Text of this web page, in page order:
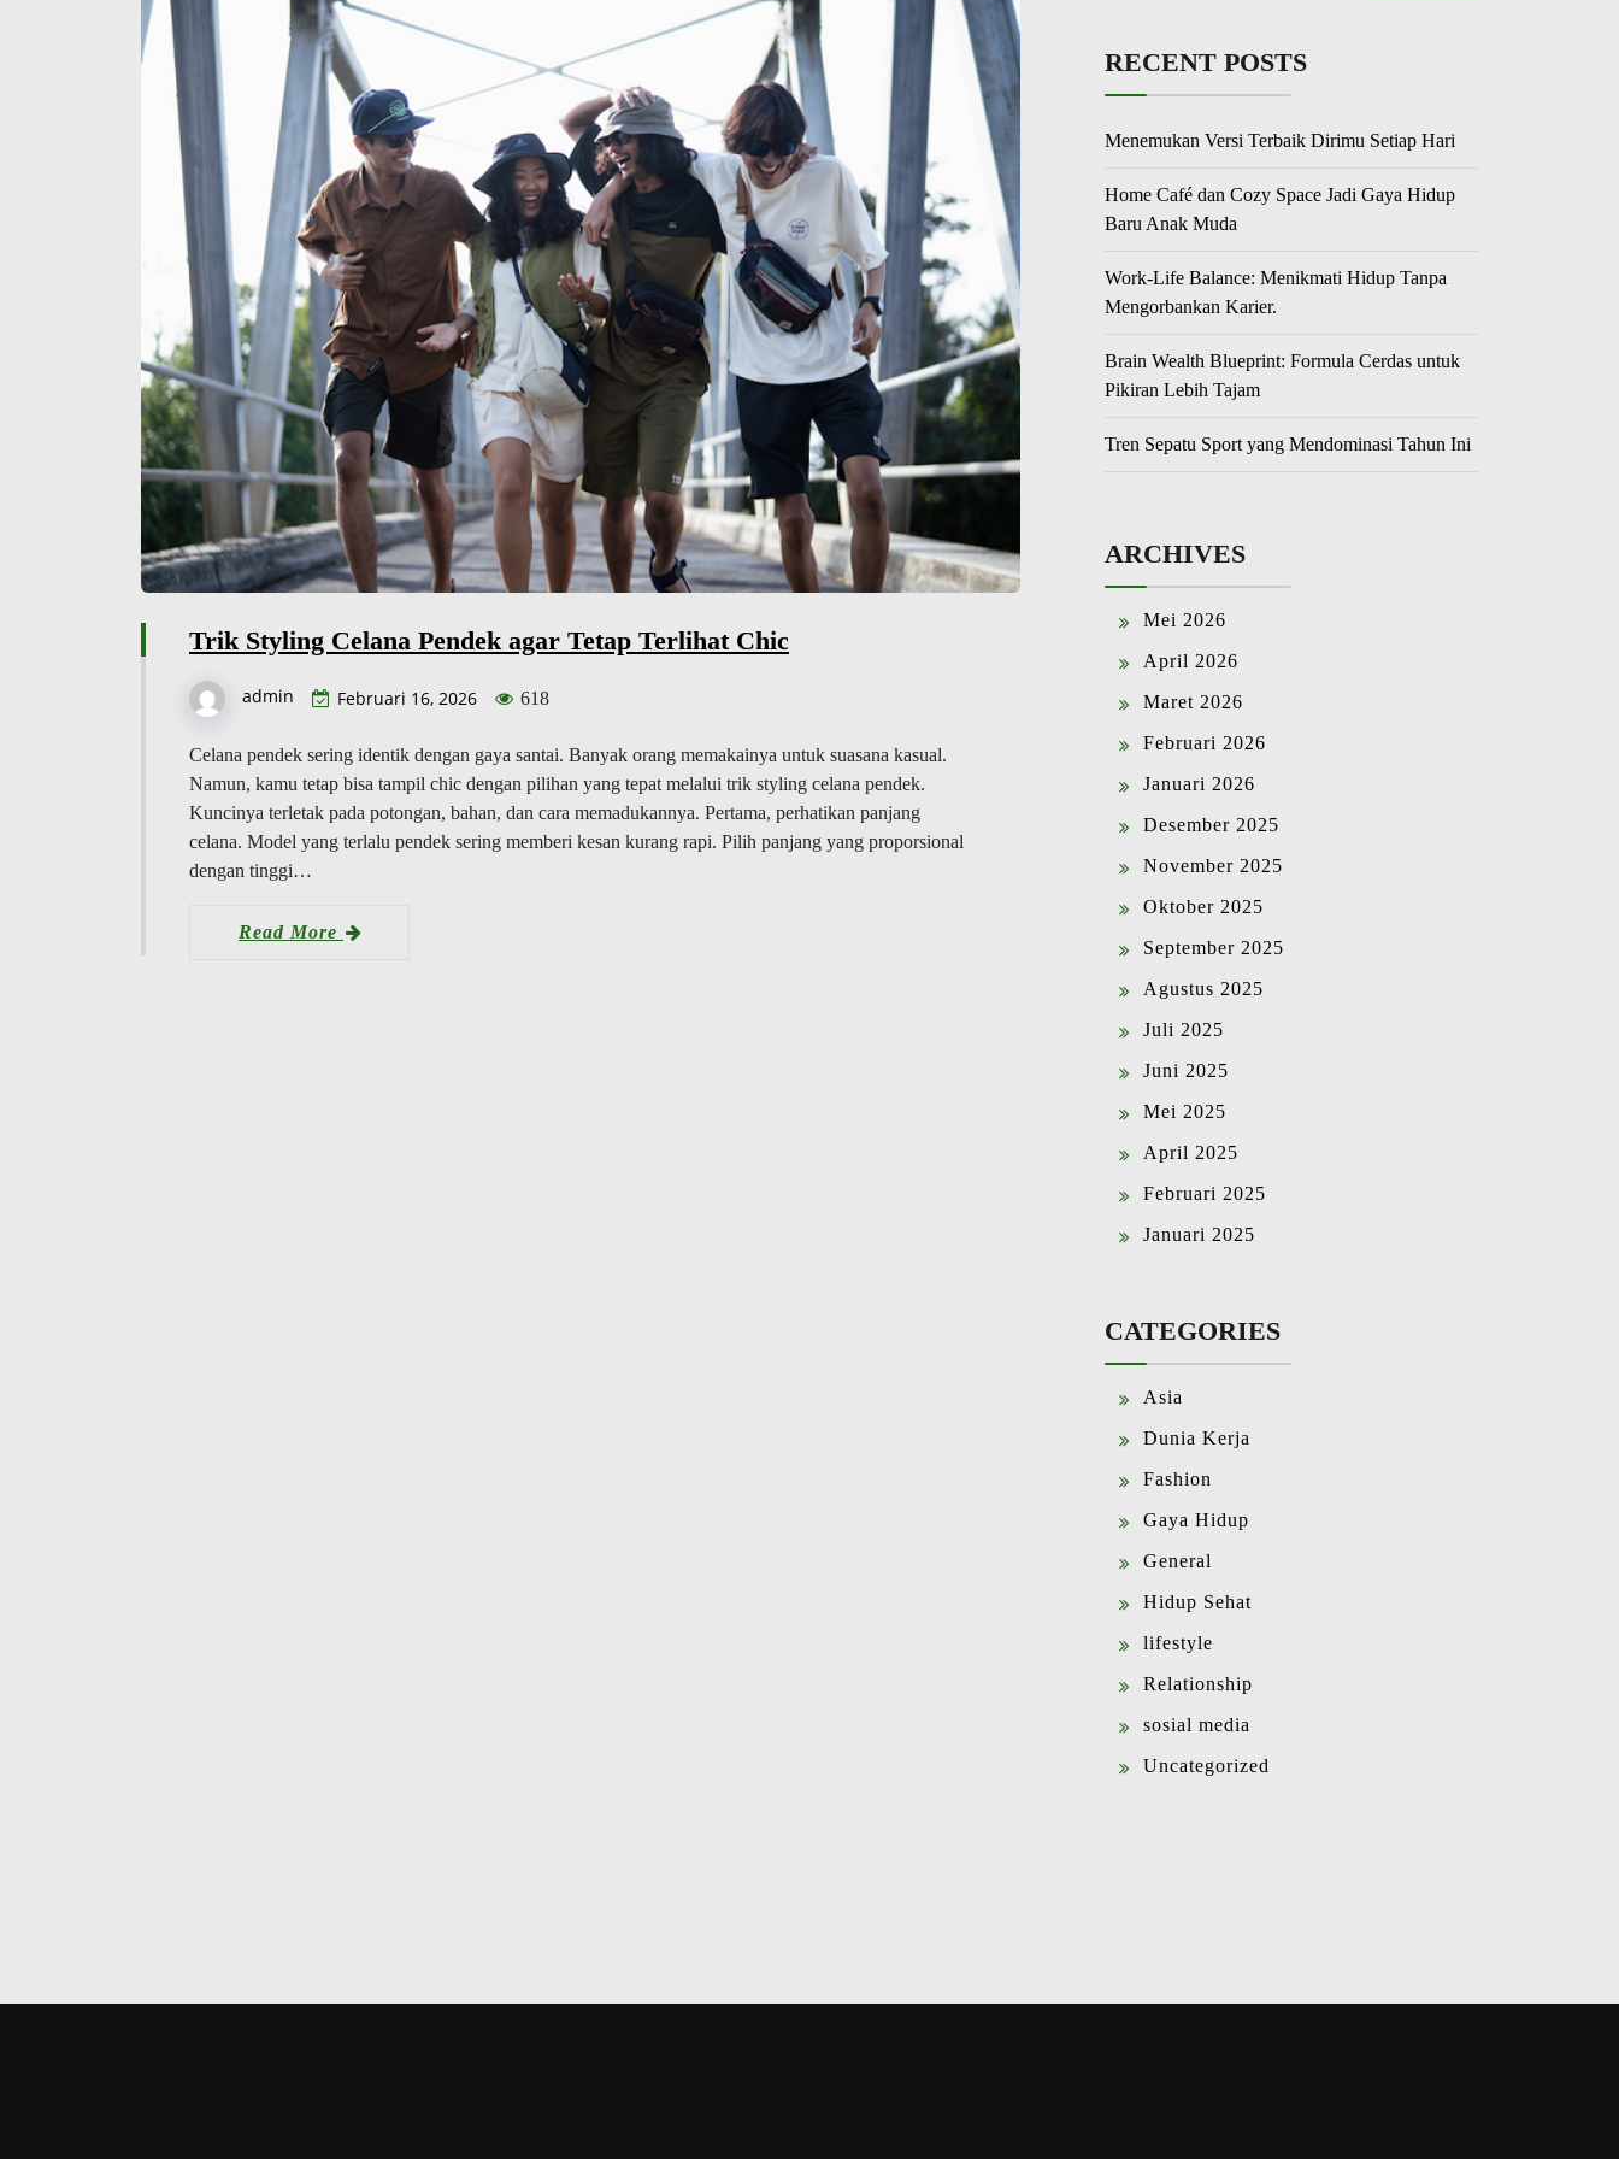
Trik Styling Celana Pendek agar Tetap Terlihat Chic
admin Februari 16, 2026 618
Celana pendek sering identik dengan gaya santai. Banyak orang memakainya untuk suasana kasual.
Namun, kamu tetap bisa tampil chic dengan pilihan yang tepat melalui trik styling celana pendek.
Kuncinya terletak pada potongan, bahan, dan cara memadukannya. Pertama, perhatikan panjang
celana. Model yang terlalu pendek sering memberi kesan kurang rapi. Pilih panjang yang proporsional
dengan tinggi…
Read More
RECENT POSTS
Menemukan Versi Terbaik Dirimu Setiap Hari
Home Café dan Cozy Space Jadi Gaya Hidup
Baru Anak Muda
Work-Life Balance: Menikmati Hidup Tanpa
Mengorbankan Karier.
Brain Wealth Blueprint: Formula Cerdas untuk
Pikiran Lebih Tajam
Tren Sepatu Sport yang Mendominasi Tahun Ini
ARCHIVES
Mei 2026
April 2026
Maret 2026
Februari 2026
Januari 2026
Desember 2025
November 2025
Oktober 2025
September 2025
Agustus 2025
Juli 2025
Juni 2025
Mei 2025
April 2025
Februari 2025
Januari 2025
CATEGORIES
Asia
Dunia Kerja
Fashion
Gaya Hidup
General
Hidup Sehat
lifestyle
Relationship
sosial media
Uncategorized